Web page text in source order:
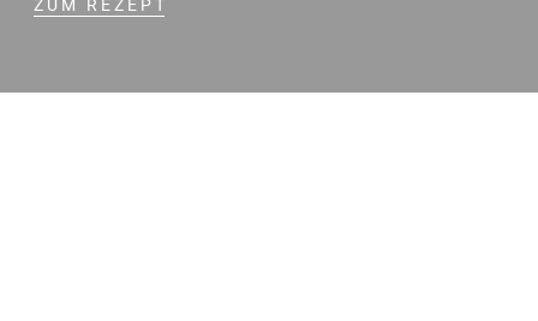
ZUM REZEPT